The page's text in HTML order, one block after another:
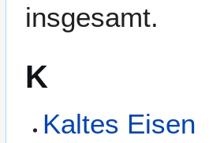
insgesamt.
K
Kaltes Eisen